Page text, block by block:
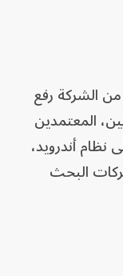
الشركة رفع
المعتمدين
نظام أندرويد،
البحث